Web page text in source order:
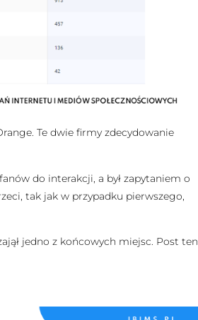
Te dwie firmy zdecydowanie
do interakcji, a był zapytaniem o
tak jak w przypadku pierwszego,
jedno z końcowych miejsc. Post ten